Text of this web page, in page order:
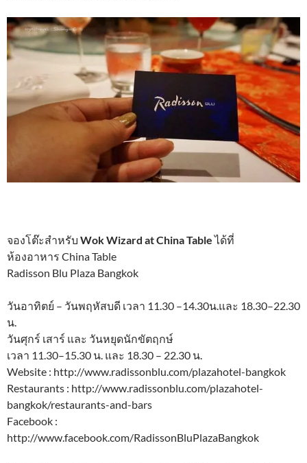
จองโต๊ะสำหรับ Wok Wizard at China Tableได้ที่
ห้องอาหาร China Table
Radisson Blu Plaza Bangkok
วันอาทิตย์ – วันพฤหัสบดี เวลา 11.30 –14.30น.และ 18.30–22.30
น.
วันศุกร์ เสาร์ และ วันหยุดนักขัตฤกษ์
เวลา 11.30–15.30 น. และ 18.30 – 22.30 น.
Website : http://www.radissonblu.com/plazahotel-bangkok
Restaurants : http://www.radissonblu.com/plazahotel-
bangkok/restaurants-and-bars
Facebook :
http://www.facebook.com/RadissonBluPlazaBangkok